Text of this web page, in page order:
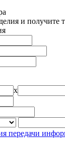
и получите
x
передачи